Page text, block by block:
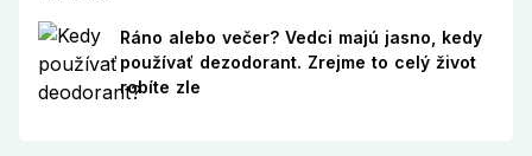
Ráno alebo večer? Vedci majú jasno, kedy
používať dezodorant. Zrejme to celý život
robíte zle